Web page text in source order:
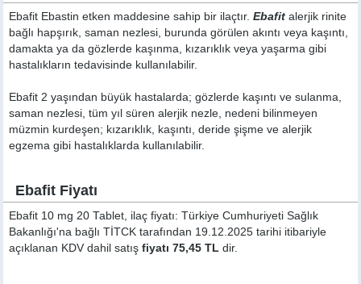
Ebafit Ebastin etken maddesine sahip bir ilaçtır.Ebafit alerjik rinite
bağlı hapşırık, saman nezlesi, burunda görülen akıntı veya kaşıntı,
damakta ya da gözlerde kaşınma, kızarıklık veya yaşarma gibi
hastalıkların tedavisinde kullanılabilir.
Ebafit 2 yaşından büyük hastalarda; gözlerde kaşıntı ve sulanma,
saman nezlesi, tüm yıl süren alerjik nezle, nedeni bilinmeyen
müzmin kurdeşen; kızarıklık, kaşıntı, deride şişme ve alerjik
egzema gibi hastalıklarda kullanılabilir.
Ebafit Fiyatı
Ebafit 10 mg 20 Tablet, ilaç fiyatı: Türkiye Cumhuriyeti Sağlık
Bakanlığı'na bağlı TİTCK tarafından 19.12.2025 tarihi itibariyle
açıklanan KDV dahil satışfiyatı 75,45 TL dir.